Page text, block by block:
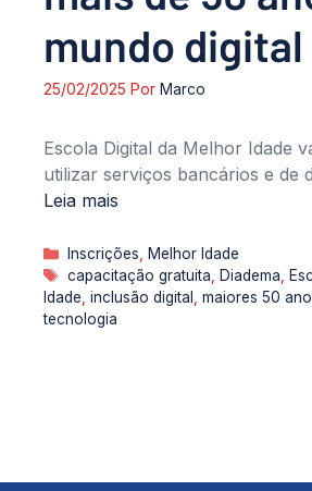
mundo digital
25/02/2025 Por Marco
Escola Digital da Melhor Idade
utilizar serviços bancários e de
Leia mais
Categorias
Inscrições
Melhor Idade
Tags
capacitação gratuita Diadema
Idade inclusão digital maiores 50
tecnologia